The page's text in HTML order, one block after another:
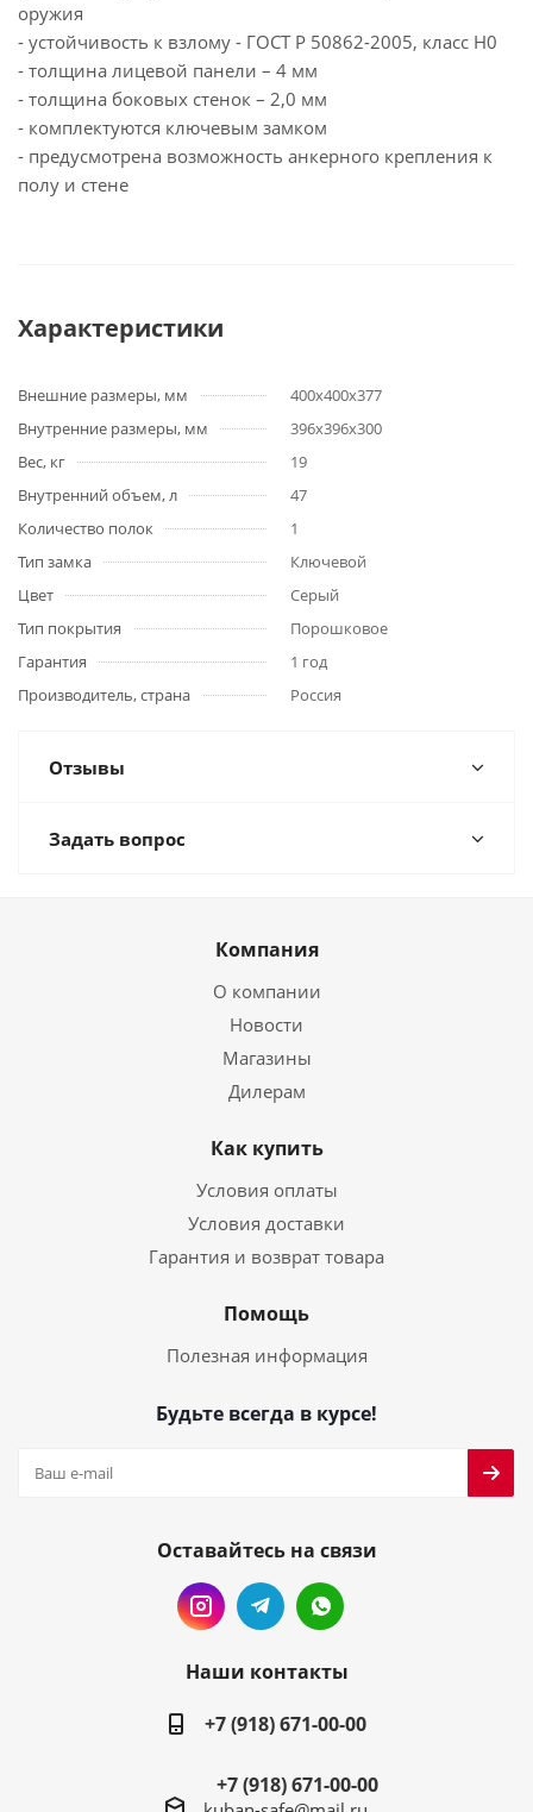
оружия
- устойчивость к взлому - ГОСТ Р 50862-2005, класс Н0
- толщина лицевой панели – 4 мм
- толщина боковых стенок – 2,0 мм
- комплектуются ключевым замком
- предусмотрена возможность анкерного крепления к
полу и стене
Характеристики
Внешние размеры, мм
400х400х377
Внутренние размеры, мм
396х396х300
Вес, кг
19
Внутренний объем, л
47
Количество полок
1
Тип замка
Ключевой
Цвет
Серый
Тип покрытия
Порошковое
Гарантия
1 год
Производитель, страна
Россия
Отзывы
Задать вопрос
Компания
О компании
Новости
Магазины
Дилерам
Как купить
Условия оплаты
Условия доставки
Гарантия и возврат товара
Помощь
Полезная информация
Будьте всегда в курсе!
Оставайтесь на связи
Наши контакты
+7 (918) 671-00-00
+7 (918) 671-00-00